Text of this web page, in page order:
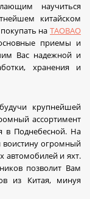
научиться
китайском
наTAOBAO
приемы и
Вас надежной и
хранения и
крупнейшей
ассортимент
в Поднебесной. На
воистину огромный
автомобилей и яхт.
позволит Вам
из Китая, минуя